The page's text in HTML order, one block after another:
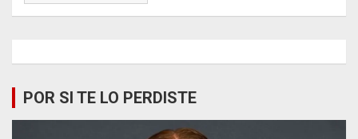
POR SI TE LO PERDISTE